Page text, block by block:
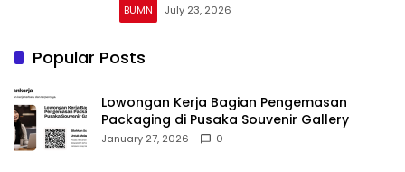
BUMN July 23, 2026
Popular Posts
Lowongan Kerja Bagian Pengemasan
Packaging di Pusaka Souvenir Gallery
January 27, 2026 0